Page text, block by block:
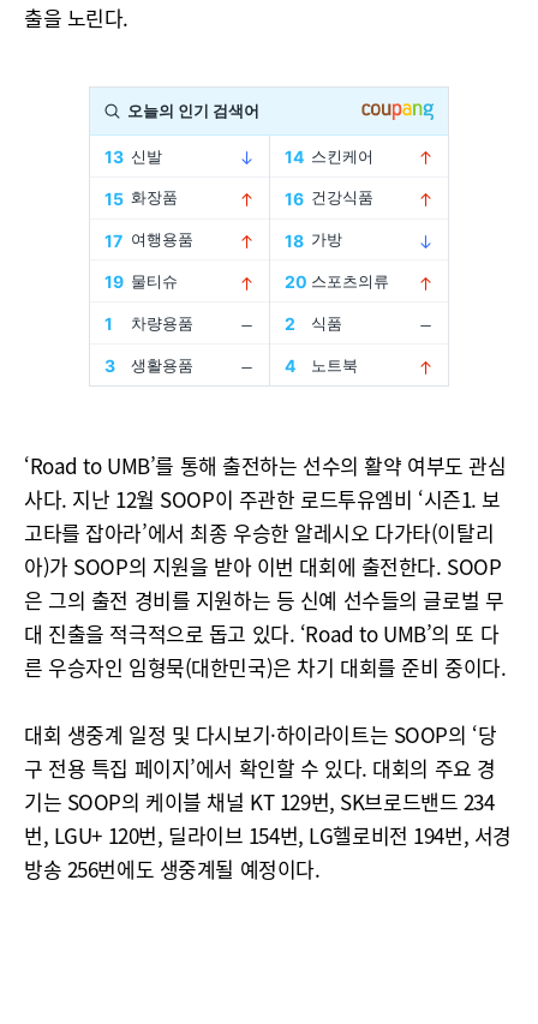
출을 노린다.
‘Road to UMB’를 통해 출전하는 선수의 활약 여부도 관심
사다. 지난 12월 SOOP이 주관한 로드투유엠비 ‘시즌1. 보
고타를 잡아라’에서 최종 우승한 알레시오 다가타(이탈리
아)가 SOOP의 지원을 받아 이번 대회에 출전한다. SOOP
은 그의 출전 경비를 지원하는 등 신예 선수들의 글로벌 무
대 진출을 적극적으로 돕고 있다. ‘Road to UMB’의 또 다
른 우승자인 임형묵(대한민국)은 차기 대회를 준비 중이다.
대회 생중계 일정 및 다시보기·하이라이트는 SOOP의 ‘당
구 전용 특집 페이지’에서 확인할 수 있다. 대회의 주요 경
기는 SOOP의 케이블 채널 KT 129번, SK브로드밴드 234
번, LGU+ 120번, 딜라이브 154번, LG헬로비전 194번, 서경
방송 256번에도 생중계될 예정이다.